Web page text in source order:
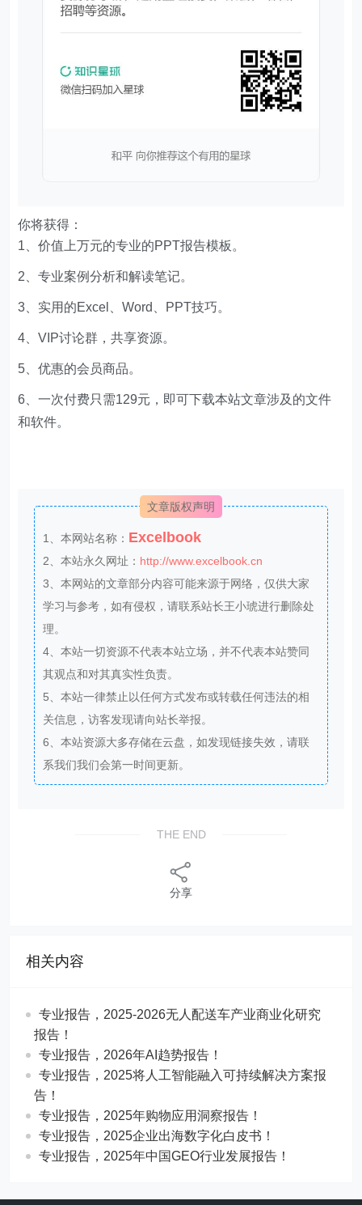
你将获得：
1、价值上万元的专业的PPT报告模板。
2、专业案例分析和解读笔记。
3、实用的Excel、Word、PPT技巧。
4、VIP讨论群，共享资源。
5、优惠的会员商品。
6、一次付费只需129元，即可下载本站文章涉及的文件
和软件。
文章版权声明
1、本网站名称： Excelbook
2、本站永久网址： http://www.excelbook.cn
3、本网站的文章部分内容可能来源于网络，仅供大家
学习与参考，如有侵权，请联系站长王小琥进行删除处
理。
4、本站一切资源不代表本站立场，并不代表本站赞同
其观点和对其真实性负责。
5、本站一律禁止以任何方式发布或转载任何违法的相
关信息，访客发现请向站长举报。
6、本站资源大多存储在云盘，如发现链接失效，请联
系我们我们会第一时间更新。
THE END
分享
相关内容
专业报告，2025-2026无人配送车产业商业化研究
报告！
专业报告，2026年AI趋势报告！
​​专业报告，2025将人工智能融入可持续解决方案报
告！
专业报告，2025年购物应用洞察报告！
专业报告，2025企业出海数字化白皮书！
专业报告，2025年中国GEO行业发展报告！